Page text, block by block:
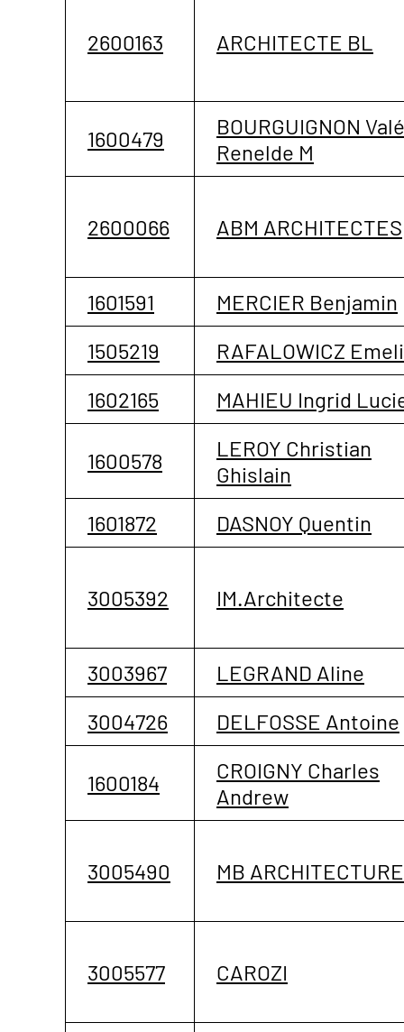
2600163 ARCHITECTE BL
1600479
BOURGUIGNON
Renelde M
2600066 ABM ARCHITECTES
1601591
MERCIER Benjamin
1505219
RAFALOWICZ
1602165
MAHIEU Ingrid
1600578
LEROY Christian
Ghislain
1601872
DASNOY Quentin
3005392 IM.Architecte
3003967
LEGRAND Aline
3004726
DELFOSSE Antoine
1600184
CROIGNY Charles
Andrew
3005490 MB ARCHITECTURE
3005577 CAROZI